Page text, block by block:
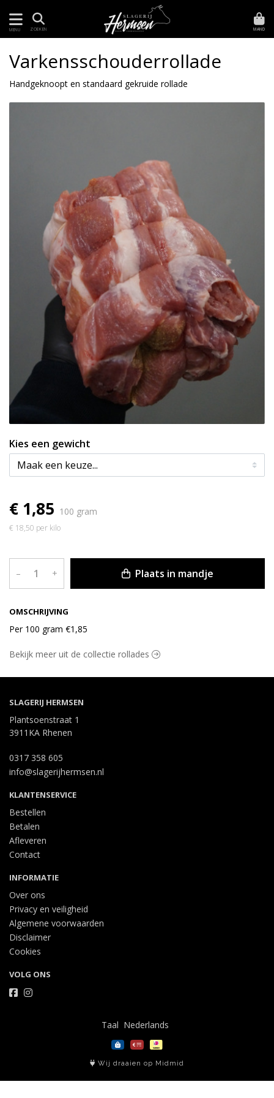
MENU ZOEKEN MAND
OMSCHRIJVING
Per 100 gram €1,85
Varkensschouderrollade
Handgeknoopt en standaard gekruide rollade
Kies een gewicht
€ 1,85 100 gram
€ 18,50 per kilo
– + Plaats in mandje
Bekijk meer uit de collectie rollades
SLAGERIJ HERMSEN
Plantsoenstraat 1
3911KA Rhenen
0317 358 605
info@slagerijhermsen.nl
KLANTENSERVICE
Bestellen
Betalen
Afleveren
Contact
INFORMATIE
Over ons
Privacy en veiligheid
Algemene voorwaarden
Disclaimer
Cookies
VOLG ONS
Taal
Wij draaien op Midmid